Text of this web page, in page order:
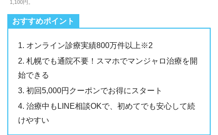
1,100円。
オンライン診療実績800万件以上※2
札幌でも通院不要！スマホでマンジャロ治療を開
始できる
初回5,000円クーポンでお得にスタート
治療中もLINE相談OKで、初めてでも安心して続
けやすい